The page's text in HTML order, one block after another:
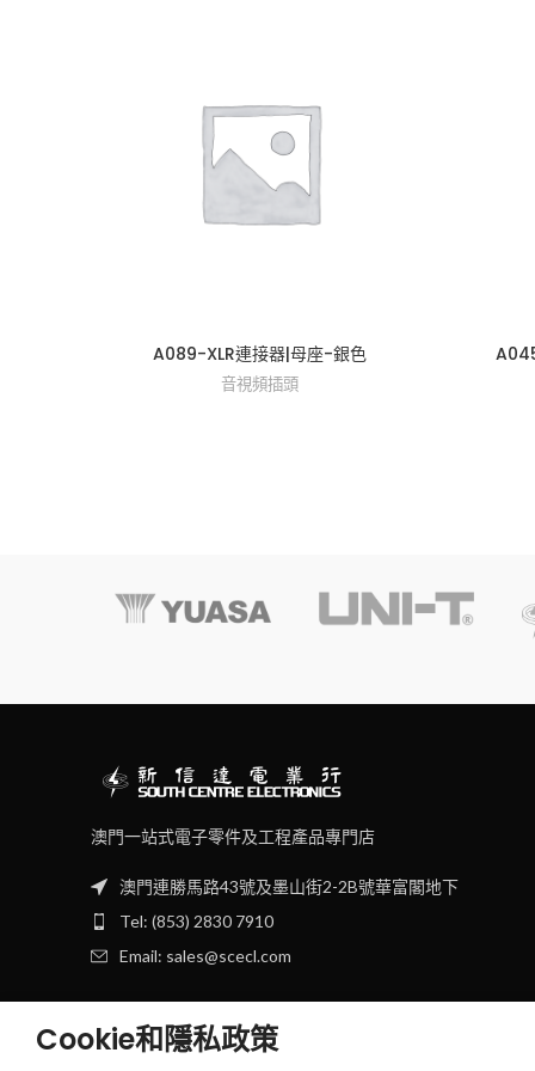
A089-XLR連接器|母座-銀色
音視頻插頭
澳門一站式電子零件及工程產品專門店
澳門連勝馬路43號及墨山街2-2B號華富閣地下
Tel: (853) 2830 7910
Email: sales@scecl.com
Cookie和隱私政策